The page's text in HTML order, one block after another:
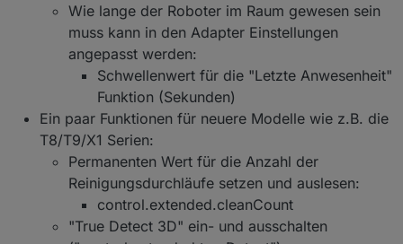
Bekannte (größere) Probleme
Aktuell gibt es (mehr oder weniger häufig)
auf 32-Bit Systemen Probleme mit der
Erstellung vom Map Image.
Das betrifft hauptsächlich Raspberry Pi
Systeme, welche i.d.R. noch mit einem
wird offensichtlich durch eine System-
nahe Komponente von bzw. unter der
Canvas Library verursacht - daher kann
ich aktuell nichts machen und muss an
anderer Stelle gefixt werden. Auch eine
Die Generierung der aktuellen Map ("map.
[mapID].loadMapImage" bzw. "map64")
funktioniert noch nicht bei den Deebot X1,
X2, T20 und T30 Serien
Weitere Informationen:
Informationen und Praxistipps (GitHub)
Datenpunkte (GitHub)
FAQ (GitHub)
Möglichkeit für sonstiges Feedback:
Bug reports und feature requests (GitHub)
Informationen und Praxistipps (Forum)
Nützliche Links:
Wie lange der Roboter im Raum gewesen sein
muss kann in den Adapter Einstellungen
angepasst werden:
Schwellenwert für die "Letzte Anwesenheit"
Funktion (Sekunden)
Ein paar Funktionen für neuere Modelle wie z.B. die
T8/T9/X1 Serien:
Permanenten Wert für die Anzahl der
Reinigungsdurchläufe setzen und auslesen:
control.extended.cleanCount
"True Detect 3D" ein- und ausschalten